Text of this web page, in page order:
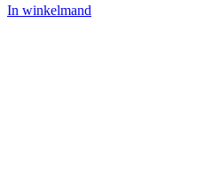
In winkelmand